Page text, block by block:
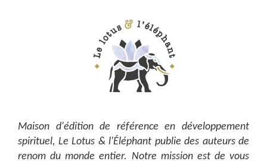
Maison d'édition de référence en développement
spirituel, Le Lotus & l'Éléphant publie des auteurs de
renom du monde entier. Notre mission est de vous